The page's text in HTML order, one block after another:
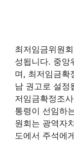
최저임금위원
성됩니다. 중앙
며, 최저임금확
남 권고로 설정
저임금확정조
통령이 선임하
원회는 광역자
도에서 주석에